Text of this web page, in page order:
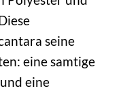
seine
eine samtige
eine